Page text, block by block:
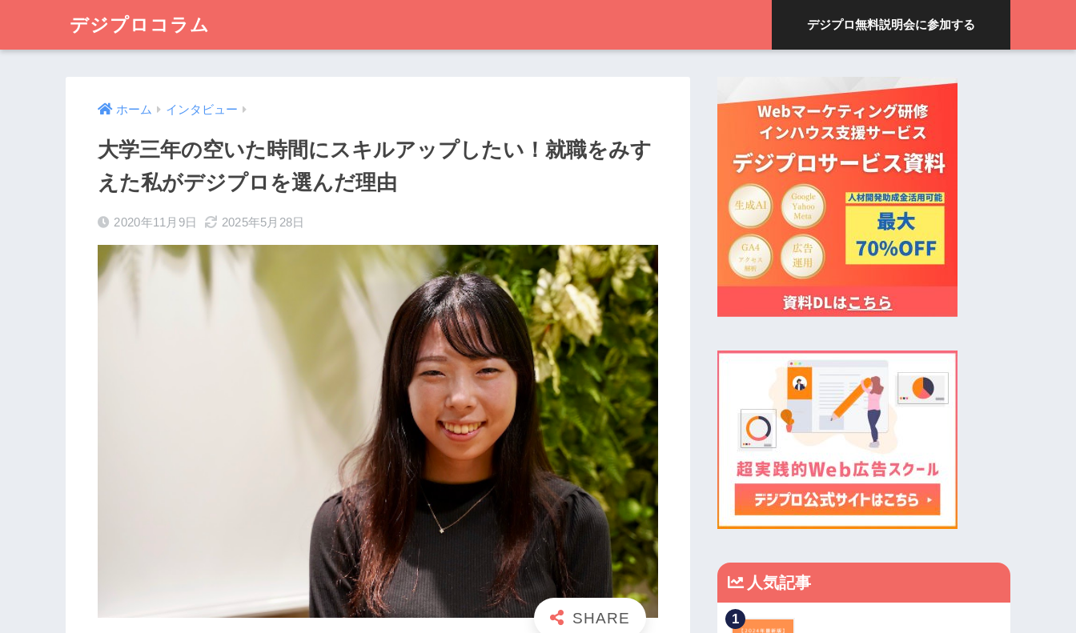
デジプロコラム デジプロ無料説明会に参加する
ホーム インタビュー
大学三年の空いた時間にスキルアップしたい！就職をみす
えた私がデジプロを選んだ理由
2020年11月9日 2025年5月28日
人気記事
1